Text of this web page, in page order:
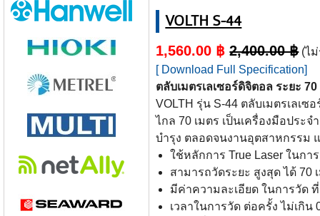
ตลับเมตรเลเซอร์ดิจิตอล ระยะ 70
VOLTH รุ่น S-44 ตลับเมตรเลเ
ไกล 70 เมตร เป็นเครื่องมือประ
บำรุง ตลอดจนงานอุตสาหกรรม
ใช้หลักการ True Laser ในก
สามารถวัดระยะ สูงสุด ได้ 70
มีค่าความละเอียด ในการวัด
เวลาในการวัด ต่อครั้ง ไม่เกิน
มีฟังก์ชั่นการการวัดครบทุกกา
สามารถคำนวณพื้นที่ของห้อง
สามารถวัดระยะและคำนวณแ
มีฟังก์ชั่นการวัดแบบ Stake-